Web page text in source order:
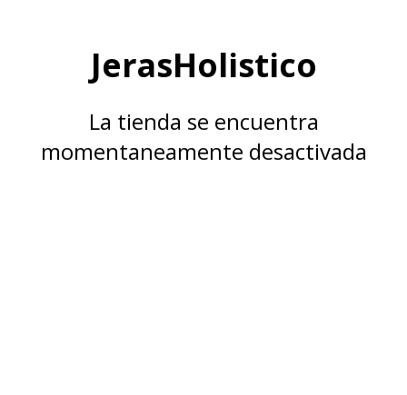
JerasHolistico
La tienda se encuentra
momentaneamente desactivada